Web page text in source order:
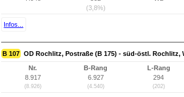
(3,8%)
Infos...
B 107 OD Rochlitz, Postraße (B 175) - süd-östl. Rochlitz,
Nr.
8.917
(8.926)
B-Rang
6.927
(4.540)
L-Rang
294
(202)